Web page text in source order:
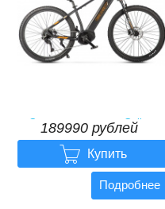
Электровелосипед Gelbert
Hydra
189990 рублей
189990 рублей
 Купить
Подробнее